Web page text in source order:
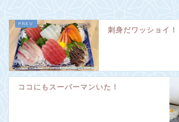
刺身だワッショイ！
ココにもスーパーマンいた！